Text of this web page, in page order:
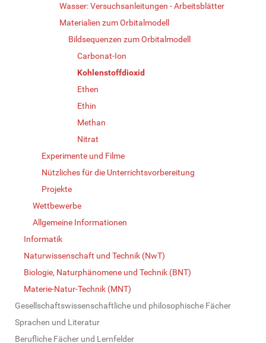
Wasser: Versuchsanleitungen - Arbeitsblätter
Materialien zum Orbitalmodell
Bildsequenzen zum Orbitalmodell
Carbonat-Ion
Kohlenstoffdioxid
Ethen
Ethin
Methan
Nitrat
Experimente und Filme
Nützliches für die Unterrichtsvorbereitung
Projekte
Wettbewerbe
Allgemeine Informationen
Informatik
Naturwissenschaft und Technik (NwT)
Biologie, Naturphänomene und Technik (BNT)
Materie-Natur-Technik (MNT)
Gesellschaftswissenschaftliche und philosophische Fächer
Sprachen und Literatur
Berufliche Fächer und Lernfelder